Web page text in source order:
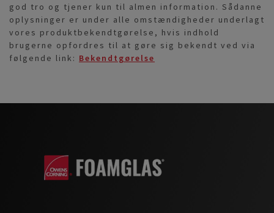
god tro og tjener kun til almen information. Sådanne
oplysninger er under alle omstændigheder underlagt
vores produktbekendtgørelse, hvis indhold
brugerne opfordres til at gøre sig bekendt ved via
følgende link: Bekendtgørelse